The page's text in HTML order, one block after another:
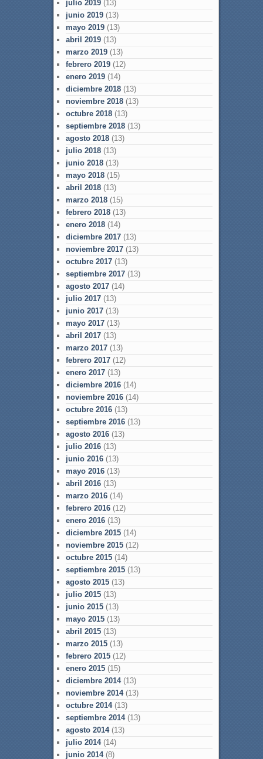
julio 2019(13)
junio 2019(13)
mayo 2019(13)
abril 2019(13)
marzo 2019(13)
febrero 2019(12)
enero 2019(14)
diciembre 2018(13)
noviembre 2018(13)
octubre 2018(13)
septiembre 2018(13)
agosto 2018(13)
julio 2018(13)
junio 2018(13)
mayo 2018(15)
abril 2018(13)
marzo 2018(15)
febrero 2018(13)
enero 2018(14)
diciembre 2017(13)
noviembre 2017(13)
octubre 2017(13)
septiembre 2017(13)
agosto 2017(14)
julio 2017(13)
junio 2017(13)
mayo 2017(13)
abril 2017(13)
marzo 2017(13)
febrero 2017(12)
enero 2017(13)
diciembre 2016(14)
noviembre 2016(14)
octubre 2016(13)
septiembre 2016(13)
agosto 2016(13)
julio 2016(13)
junio 2016(13)
mayo 2016(13)
abril 2016(13)
marzo 2016(14)
febrero 2016(12)
enero 2016(13)
diciembre 2015(14)
noviembre 2015(12)
octubre 2015(14)
septiembre 2015(13)
agosto 2015(13)
julio 2015(13)
junio 2015(13)
mayo 2015(13)
abril 2015(13)
marzo 2015(13)
febrero 2015(12)
enero 2015(15)
diciembre 2014(13)
noviembre 2014(13)
octubre 2014(13)
septiembre 2014(13)
agosto 2014(13)
julio 2014(14)
junio 2014(8)